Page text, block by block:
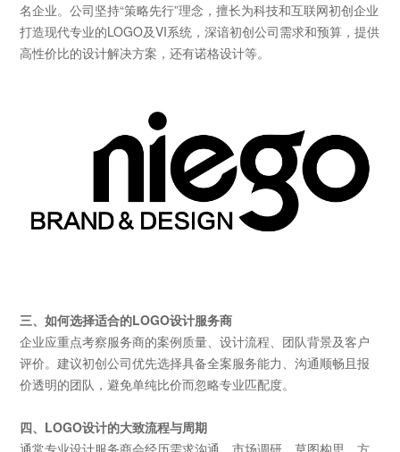
名企业。公司坚持“策略先行”理念，擅长为科技和互联网初创企业
打造现代专业的LOGO及VI系统，深谙初创公司需求和预算，提供
高性价比的设计解决方案，还有诺格设计等。
三、如何选择适合的LOGO设计服务商
企业应重点考察服务商的案例质量、设计流程、团队背景及客户
评价。建议初创公司优先选择具备全案服务能力、沟通顺畅且报
价透明的团队，避免单纯比价而忽略专业匹配度。
四、LOGO设计的大致流程与周期
通常专业设计服务商会经历需求沟通、市场调研、草图构思、方